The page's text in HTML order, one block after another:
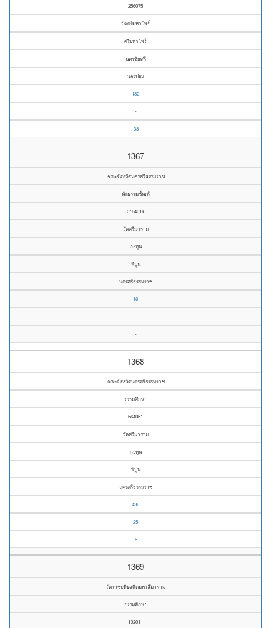
256075
วัดศรีมหาโพธิ์
ศรีมหาโพธิ์
นครชัยศรี
นครปฐม
132
-
38
1367
คณะจังหวัดนครศรีธรรมราช
นักธรรมชั้นตรี
5164016
วัดศรีมาราม
กะทูน
พิปูน
นครศรีธรรมราช
16
-
-
1368
คณะจังหวัดนครศรีธรรมราช
ธรรมศึกษา
564051
วัดศรีมาราม
กะทูน
พิปูน
นครศรีธรรมราช
436
25
5
1369
วัดราชบพิธสถิตมหาสีมาราม
ธรรมศึกษา
102011